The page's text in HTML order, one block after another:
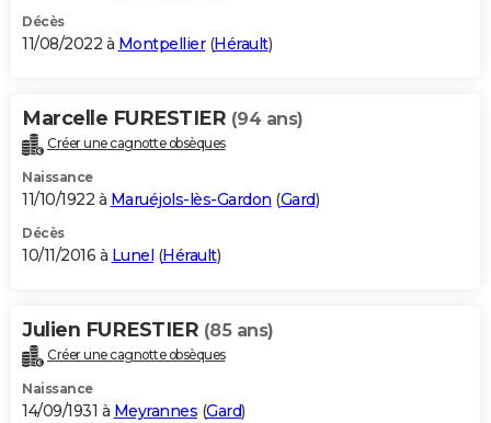
Décès
11/08/2022 à Montpellier(Hérault)
Marcelle FURESTIER (94 ans)
Créer une cagnotte obsèques
Naissance
11/10/1922 à Maruéjols-lès-Gardon (Gard)
Décès
10/11/2016 à Lunel (Hérault)
Julien FURESTIER (85 ans)
Créer une cagnotte obsèques
Naissance
14/09/1931 à Meyrannes (Gard)